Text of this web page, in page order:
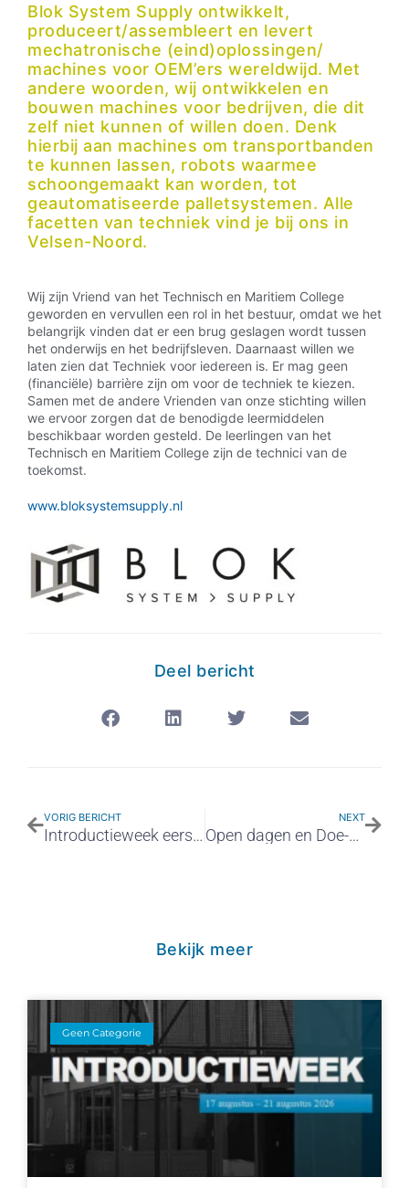
Blok System Supply ontwikkelt,
produceert/assembleert en levert
mechatronische (eind)oplossingen/
machines voor OEM’ers wereldwijd. Met
andere woorden, wij ontwikkelen en
bouwen machines voor bedrijven, die dit
zelf niet kunnen of willen doen. Denk
hierbij aan machines om transportbanden
te kunnen lassen, robots waarmee
schoongemaakt kan worden, tot
geautomatiseerde palletsystemen. Alle
facetten van techniek vind je bij ons in
Velsen-Noord.
Wij zijn Vriend van het Technisch en Maritiem College
geworden en vervullen een rol in het bestuur, omdat we het
belangrijk vinden dat er een brug geslagen wordt tussen
het onderwijs en het bedrijfsleven. Daarnaast willen we
laten zien dat Techniek voor iedereen is. Er mag geen
(financiële) barrière zijn om voor de techniek te kiezen.
Samen met de andere Vrienden van onze stichting willen
we ervoor zorgen dat de benodigde leermiddelen
beschikbaar worden gesteld. De leerlingen van het
Technisch en Maritiem College zijn de technici van de
toekomst.
www.bloksystemsupply.nl
Deel bericht
VORIG BERICHT
Introductieweek eerstejaars
NEXT
Open dagen en Doe-middagen 2023-2024
Bekijk meer
Geen Categorie